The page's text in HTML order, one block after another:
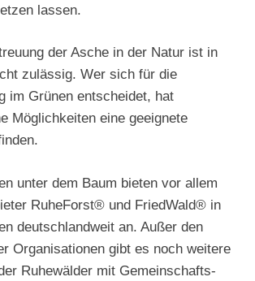
lassen.
der Asche in der Natur ist in
zulässig. Wer sich für die
im Grünen entscheidet, hat
Möglichkeiten eine geeignete
unter dem Baum bieten vor allem
RuheForst® und FriedWald® in
deutschlandweit an. Außer den
Organisationen gibt es noch weitere
Ruhewälder mit Gemeinschafts-